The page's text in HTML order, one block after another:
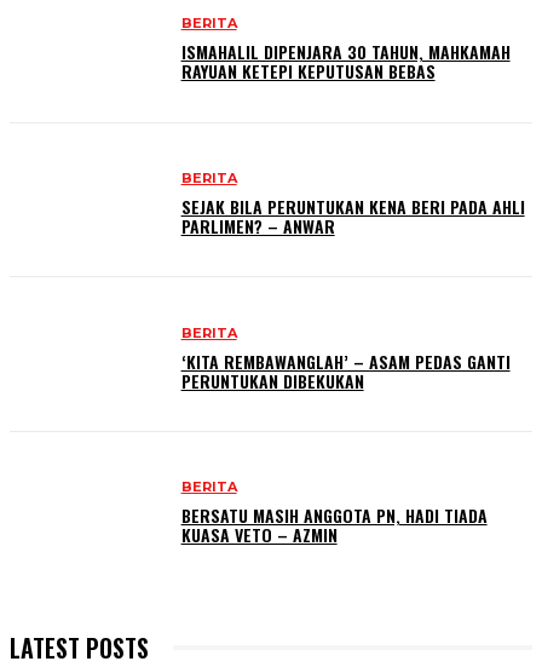
BERITA
ISMAHALIL DIPENJARA 30 TAHUN, MAHKAMAH
RAYUAN KETEPI KEPUTUSAN BEBAS
BERITA
SEJAK BILA PERUNTUKAN KENA BERI PADA AHLI
PARLIMEN? – ANWAR
BERITA
‘KITA REMBAWANGLAH’ – ASAM PEDAS GANTI
PERUNTUKAN DIBEKUKAN
BERITA
BERSATU MASIH ANGGOTA PN, HADI TIADA
KUASA VETO – AZMIN
LATEST POSTS